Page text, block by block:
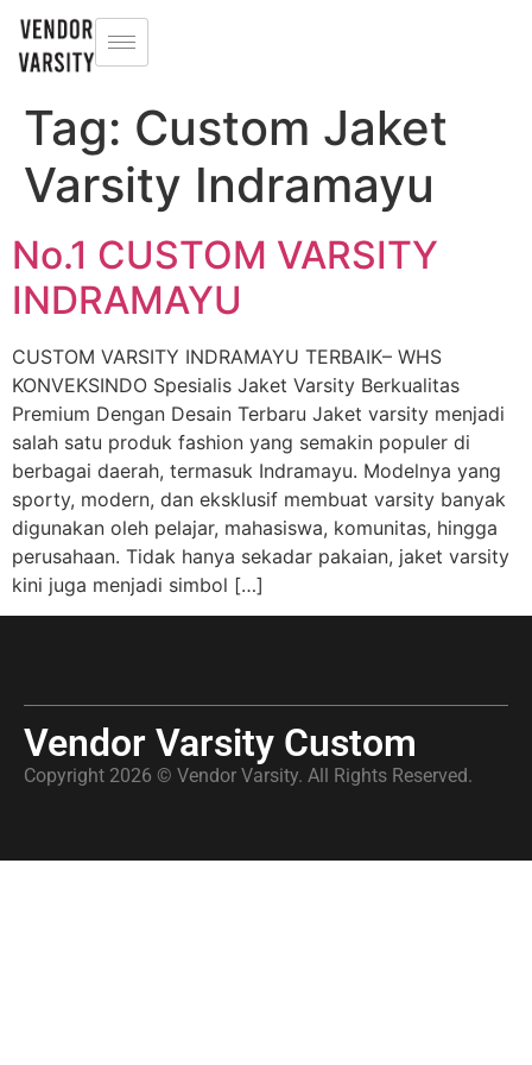
Tag: Custom Jaket
Varsity Indramayu
No.1 CUSTOM VARSITY
INDRAMAYU
CUSTOM VARSITY INDRAMAYU TERBAIK– WHS
KONVEKSINDO Spesialis Jaket Varsity Berkualitas
Premium Dengan Desain Terbaru Jaket varsity menjadi
salah satu produk fashion yang semakin populer di
berbagai daerah, termasuk Indramayu. Modelnya yang
sporty, modern, dan eksklusif membuat varsity banyak
digunakan oleh pelajar, mahasiswa, komunitas, hingga
perusahaan. Tidak hanya sekadar pakaian, jaket varsity
kini juga menjadi simbol […]
Vendor Varsity Custom
Copyright 2026 © Vendor Varsity. All Rights Reserved.